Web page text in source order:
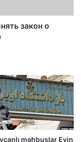
закон о
məhbuslar Evin